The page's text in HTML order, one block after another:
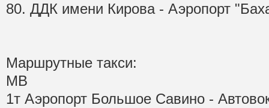
80. ДДК имени Кирова - Аэропорт
Маршрутные такси:
МВ
1т Аэропорт Большое Савино -